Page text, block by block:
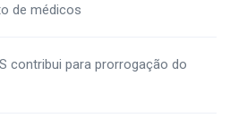
de médicos
contribui para prorrogação do